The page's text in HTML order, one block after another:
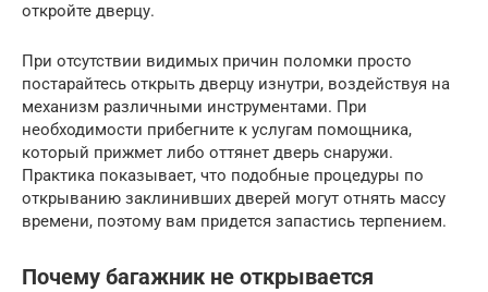
откройте дверцу.
При отсутствии видимых причин поломки просто
постарайтесь открыть дверцу изнутри, воздействуя на
механизм различными инструментами. При
необходимости прибегните к услугам помощника,
который прижмет либо оттянет дверь снаружи.
Практика показывает, что подобные процедуры по
открыванию заклинивших дверей могут отнять массу
времени, поэтому вам придется запастись терпением.
Почему багажник не открывается